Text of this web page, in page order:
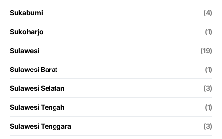
Sukabumi (4)
Sukoharjo (1)
Sulawesi (19)
Sulawesi Barat (1)
Sulawesi Selatan (3)
Sulawesi Tengah (1)
Sulawesi Tenggara (3)